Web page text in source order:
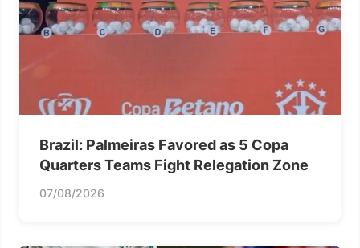
Brazil: Palmeiras Favored as 5 Copa
Quarters Teams Fight Relegation Zone
07/08/2026